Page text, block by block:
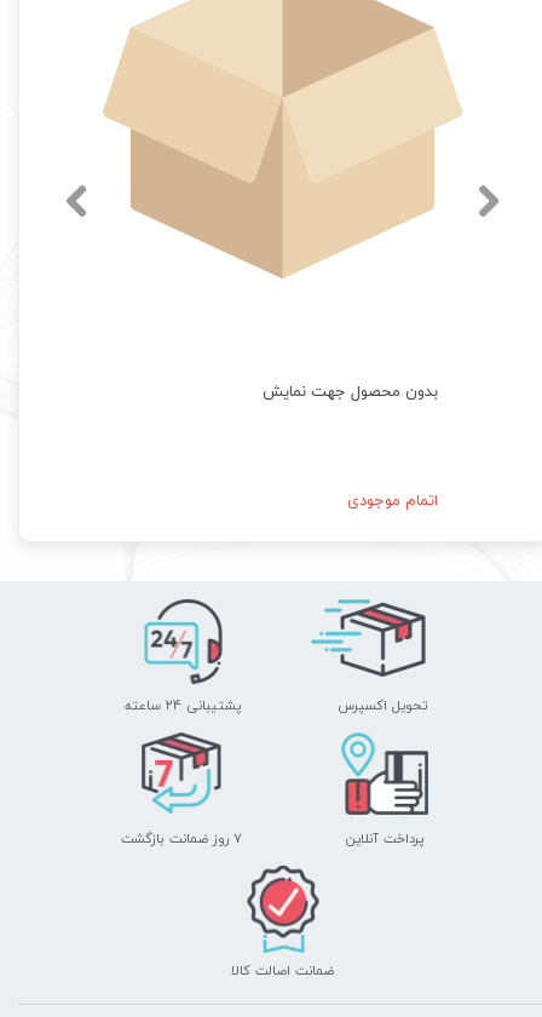
بدون محصول جهت نمایش
اتمام موجودی
تحویل اکسپرس پشتیبانی ۲۴ ساعته
پرداخت آنلاین ۷ روز ضمانت بازگشت
ضمانت اصالت کالا